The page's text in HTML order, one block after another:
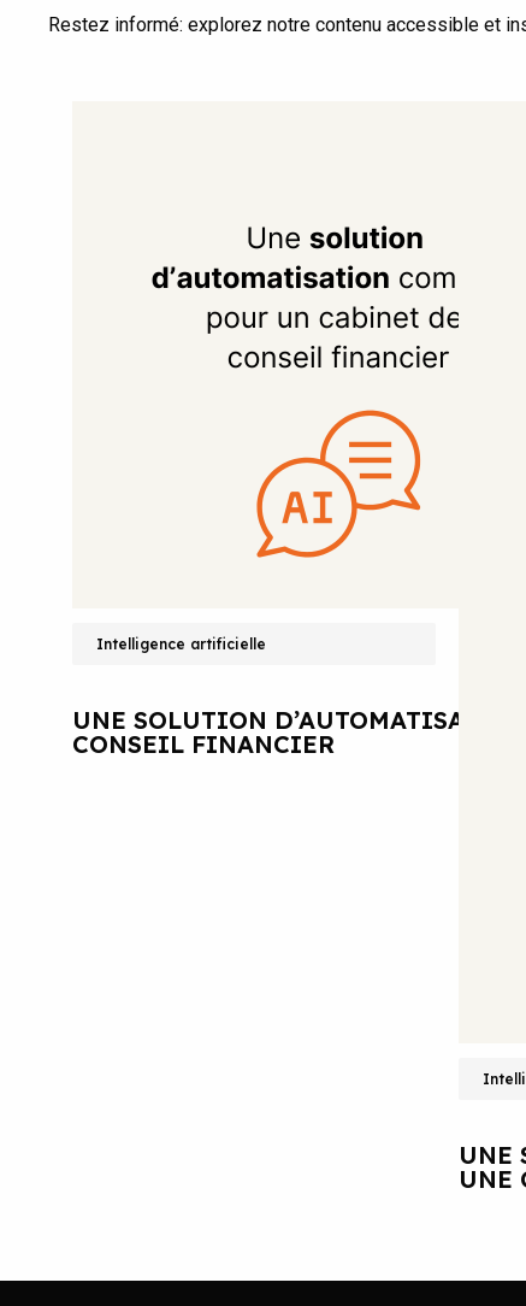
Restez informé: explorez notre contenu accessible et
Intelligence artificielle
UNE SOLUTION
CONSEIL FINANCIER
UNE
UNE